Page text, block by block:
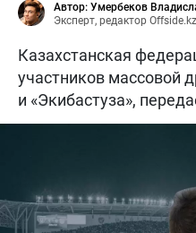
Автор: Умербеков
Эксперт, редактор Offside.kz
Казахстанская
участников массовой
и «Экибастуза»,